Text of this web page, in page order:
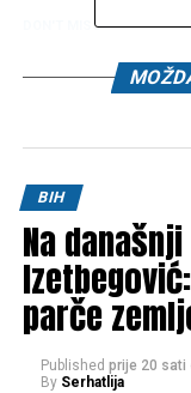
DON'T MISS
BIH
Na
parče
Published prije 20 sati
By Serhatlija